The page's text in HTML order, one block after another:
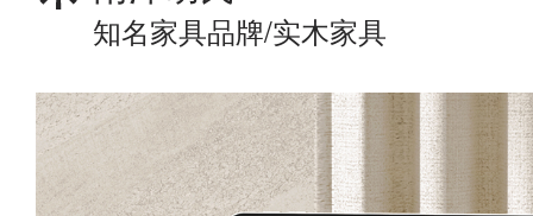
知名家具品牌/实木家具